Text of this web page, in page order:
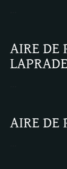
AIRE DE
LAPRADE
AIRE DE